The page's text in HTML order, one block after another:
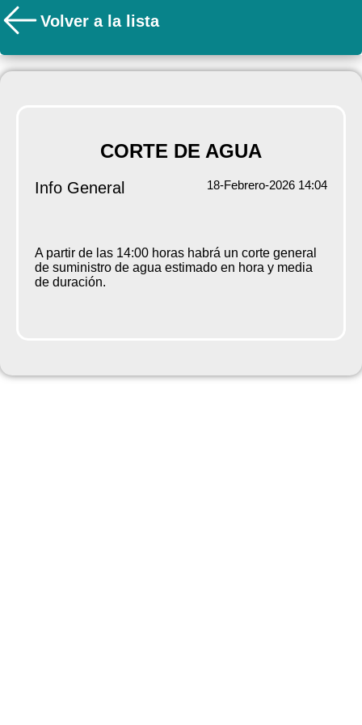
Volver a la lista
CORTE DE AGUA
Info General 18-Febrero-2026 14:04
A partir de las 14:00 horas habrá un corte general
de suministro de agua estimado en hora y media
de duración.